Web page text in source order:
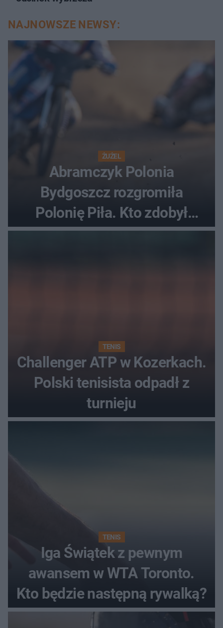
NAJNOWSZE NEWSY:
ŻUŻEL
Abramczyk Polonia
Bydgoszcz rozgromiła
Polonię Piła. Kto zdobył
najwięcej punktów?
TENIS
Challenger ATP w Kozerkach.
Polski tenisista odpadł z
turnieju
TENIS
Iga Świątek z pewnym
awansem w WTA Toronto.
Kto będzie następną rywalką?